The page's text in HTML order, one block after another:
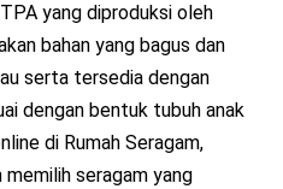
yang diproduksi oleh
bahan yang bagus dan
serta tersedia dengan
dengan bentuk tubuh anak
di Rumah Seragam,
seragam yang